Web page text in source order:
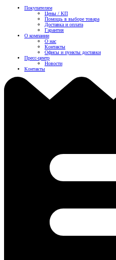
Покупателям
Цены / КП
Помощь в выборе товара
Доставка и оплата
Гарантия
О компании
О нас
Контакты
Офисы и пункты доставки
Пресс-центр
Новости
Контакты